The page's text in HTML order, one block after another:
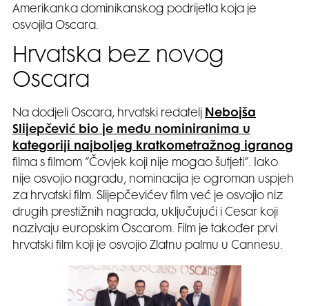
Amerikanka dominikanskog podrijetla koja je
osvojila Oscara.
Hrvatska bez novog
Oscara
Na dodjeli Oscara, hrvatski redatelj Nebojša
Slijepčević bio je među nominiranima u
kategoriji najboljeg kratkometražnog igranog
filma s filmom “Čovjek koji nije mogao šutjeti”. Iako
nije osvojio nagradu, nominacija je ogroman uspjeh
za hrvatski film. Slijepčevićev film već je osvojio niz
drugih prestižnih nagrada, uključujući i Cesar koji
nazivaju europskim Oscarom. Film je također prvi
hrvatski film koji je osvojio Zlatnu palmu u Cannesu.